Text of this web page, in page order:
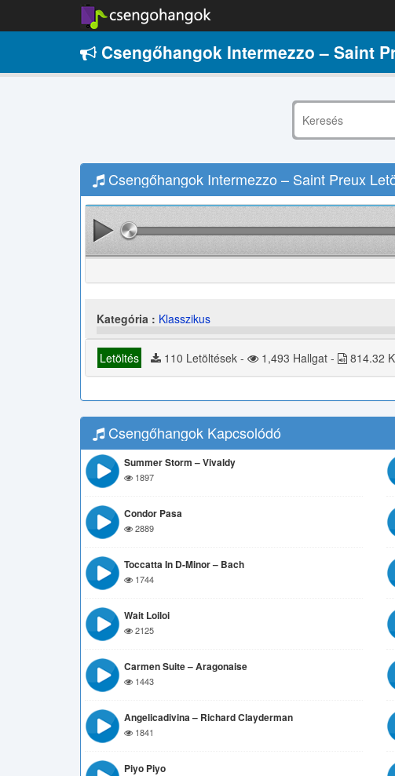
Csengőhangok Intermezzo – Saint
Csengőhangok Intermezzo – Saint Preux
Kategória : Klasszikus
Letöltés 110 Letöltések - 1,493 Hallgat - 814.32
Csengőhangok Kapcsolódó
Summer Storm – Vivaldy
1897
Condor Pasa
2889
Toccatta In D-Minor – Bach
1744
Wait Loiloi
2125
Carmen Suite – Aragonaise
1443
Angelicadivina – Richard Clayderman
1841
Piyo Piyo